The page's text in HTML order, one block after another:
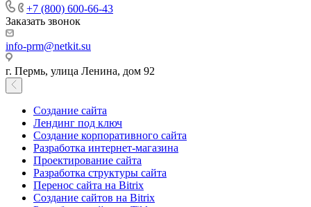
+7 (800) 600-66-43
Заказать звонок
info-prm@netkit.su
г. Пермь, улица Ленина, дом 92
Создание сайта
Лендинг под ключ
Создание корпоративного сайта
Разработка интернет-магазина
Проектирование сайта
Разработка структуры сайта
Перенос сайта на Bitrix
Создание сайтов на Bitrix